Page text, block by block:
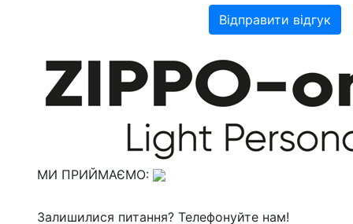
Відправити відгук
МИ ПРИЙМАЄМО:
Залишилися питання? Телефонуйте нам!